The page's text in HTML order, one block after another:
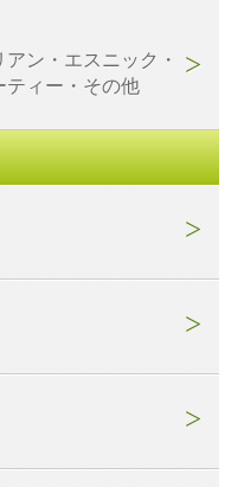
ン・エスニック・
ティー・その他